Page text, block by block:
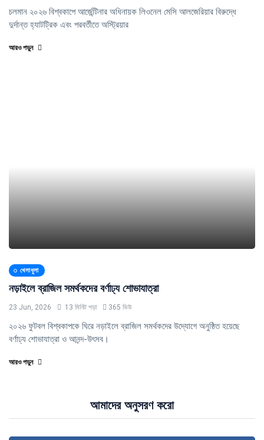
চলমান ২০২৬ বিশ্বকাপে আর্জেন্টিনার অধিনায়ক লিওনেল মেসি আলজেরিয়ার বিরুদ্ধে
দুর্দান্ত হ্যাটট্রিক এবং পরবর্তীতে অস্ট্রিয়ার
আরও পড়ুন
খেলাধুলা
নড়াইলে ব্রাজিল সমর্থকদের বর্ণাঢ্য শোভাযাত্রা
23 Jun, 2026 13 মিনিট পড়া 365 ভিউ
২০২৬ ফুটবল বিশ্বকাপকে ঘিরে নড়াইলে ব্রাজিল সমর্থকদের উদ্যোগে অনুষ্ঠিত হয়েছে
বর্ণাঢ্য শোভাযাত্রা ও আনন্দ-উৎসব।
আরও পড়ুন
আমাদের অনুসরণ করো